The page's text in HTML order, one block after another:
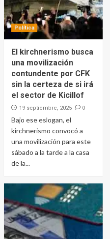
Política
El kirchnerismo busca
una movilización
contundente por CFK
sin la certeza de si irá
el sector de Kicillof
19 septiembre, 2025 0
Bajo ese eslogan, el
kirchnerismo convocó a
una movilización para este
sábado a la tarde a la casa
de la...